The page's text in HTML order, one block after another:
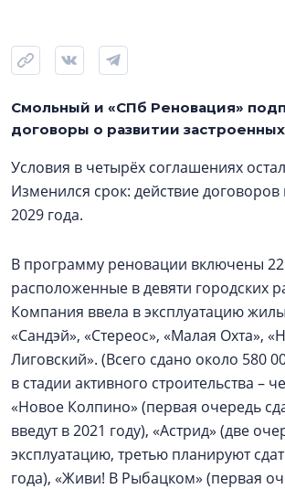
Смольный и «СПб Реновация»
договоры о развитии
Условия в четырёх соглашениях
Изменился срок: действие
2029 года.
В программу реновации включены 22
расположенные в девяти городских
Компания ввела в эксплуатацию
«Сандэй», «Стереос», «Малая Охта»,
Лиговский». (Всего сдано около 580
в стадии активного строительства –
«Новое Колпино» (первая очередь
введут в 2021 году), «Астрид» (две
эксплуатацию, третью планируют
года), «Живи! В Рыбацком» (первая